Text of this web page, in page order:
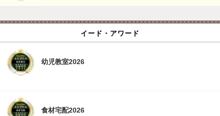
イード・アワード
幼児教室2026
食材宅配2026